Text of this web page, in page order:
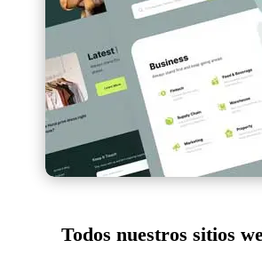
Todos nuestros sitios